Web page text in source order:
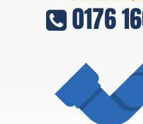
0176